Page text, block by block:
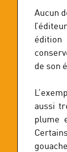
Aucun
de son
aussi
plume